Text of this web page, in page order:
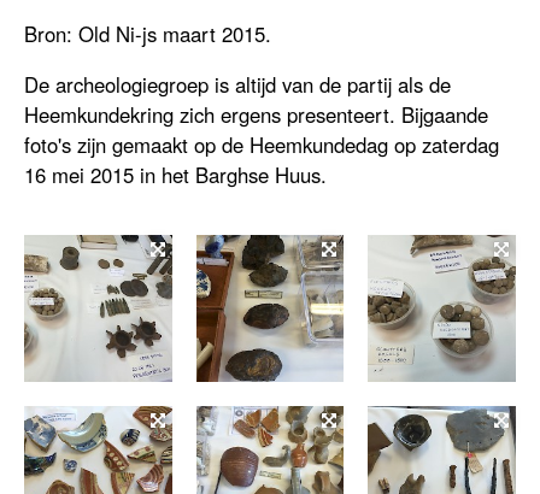
Bron: Old Ni-js maart 2015.
De archeologiegroep is altijd van de partij als de
Heemkundekring zich ergens presenteert. Bijgaande
foto's zijn gemaakt op de Heemkundedag op zaterdag
16 mei 2015 in het Barghse Huus.